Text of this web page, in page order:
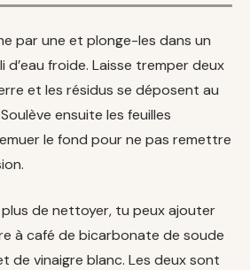
par une et plonge-les dans un
d’eau froide. Laisse tremper deux
et les résidus se déposent au
ensuite les feuilles
le fond pour ne pas remettre
de nettoyer, tu peux ajouter
à café de bicarbonate de soude
de vinaigre blanc. Les deux sont